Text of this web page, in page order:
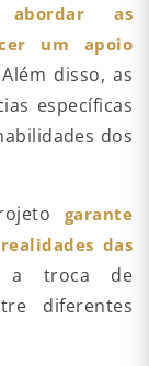
abordar as
um apoio
disso, as
específicas
dos
garante
das
a troca de
diferentes